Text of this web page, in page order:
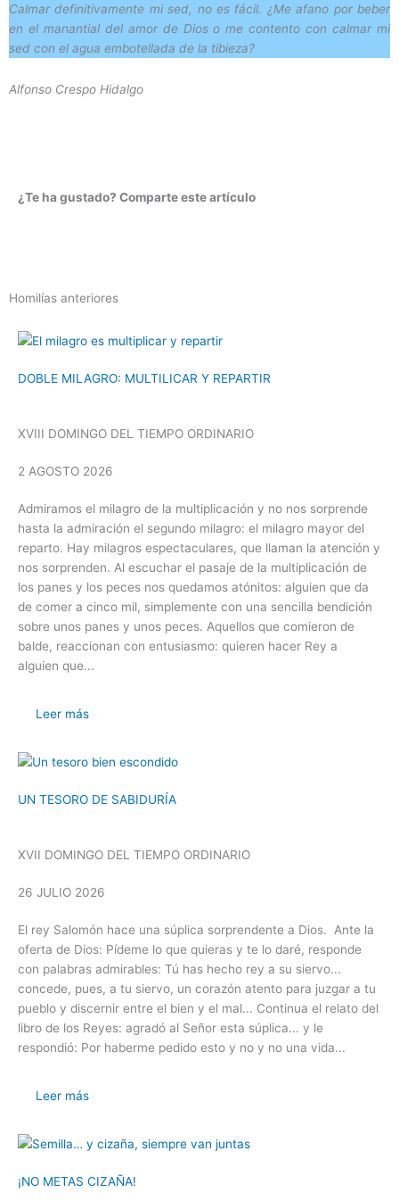
Calmar definitivamente mi sed, no es fácil. ¿Me afano por beber
en el manantial del amor de Dios o me contento con calmar mi
sed con el agua embotellada de la tibieza?
Alfonso Crespo Hidalgo
¿Te ha gustado? Comparte este artículo
Homilías anteriores
DOBLE MILAGRO: MULTILICAR Y REPARTIR
XVIII DOMINGO DEL TIEMPO ORDINARIO
2 AGOSTO 2026
Admiramos el milagro de la multiplicación y no nos sorprende
hasta la admiración el segundo milagro: el milagro mayor del
reparto. Hay milagros espectaculares, que llaman la atención y
nos sorprenden. Al escuchar el pasaje de la multiplicación de
los panes y los peces nos quedamos atónitos: alguien que da
de comer a cinco mil, simplemente con una sencilla bendición
sobre unos panes y unos peces. Aquellos que comieron de
balde, reaccionan con entusiasmo: quieren hacer Rey a
alguien que...
Leer más
UN TESORO DE SABIDURÍA
XVII DOMINGO DEL TIEMPO ORDINARIO
26 JULIO 2026
El rey Salomón hace una súplica sorprendente a Dios. Ante la
oferta de Dios: Pídeme lo que quieras y te lo daré, responde
con palabras admirables: Tú has hecho rey a su siervo...
concede, pues, a tu siervo, un corazón atento para juzgar a tu
pueblo y discernir entre el bien y el mal... Continua el relato del
libro de los Reyes: agradó al Señor esta súplica... y le
respondió: Por haberme pedido esto y no y no una vida...
Leer más
¡NO METAS CIZAÑA!